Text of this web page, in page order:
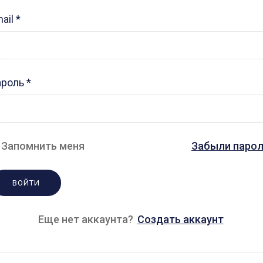
*
*
меня Забыли
Еще нет аккаунта? Создать аккаунт